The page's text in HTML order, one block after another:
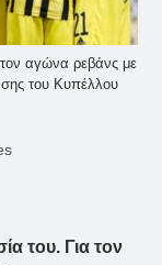
αγώνα ρεβάνς με
του Κυπέλλου
του. Για τον